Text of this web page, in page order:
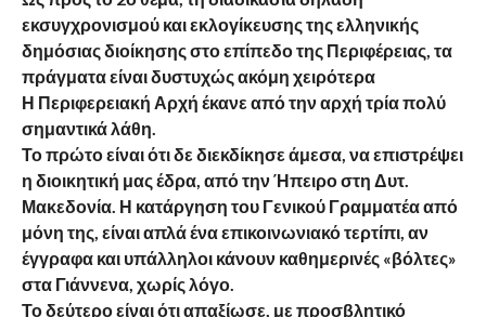
εκσυγχρονισμού και εκλογίκευσης της ελληνικής
δημόσιας διοίκησης στο επίπεδο της Περιφέρειας, τα
πράγματα είναι δυστυχώς ακόμη χειρότερα
Η Περιφερειακή Αρχή έκανε από την αρχή τρία πολύ
σημαντικά λάθη.
Το πρώτο είναι ότι δε διεκδίκησε άμεσα, να επιστρέψει
η διοικητική μας έδρα, από την Ήπειρο στη Δυτ.
Μακεδονία. Η κατάργηση του Γενικού Γραμματέα από
μόνη της, είναι απλά ένα επικοινωνιακό τερτίπι, αν
έγγραφα και υπάλληλοι κάνουν καθημερινές «βόλτες»
στα Γιάννενα, χωρίς λόγο.
Το δεύτερο είναι ότι απαξίωσε, με προσβλητικό